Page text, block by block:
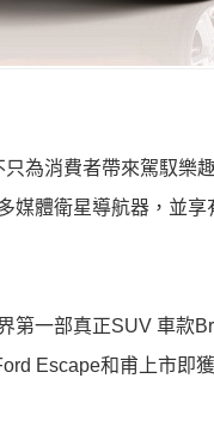
為消費者帶來駕馭樂
體衛星導航器，並
第一部真正SUV 車款
Escape和甫上市即